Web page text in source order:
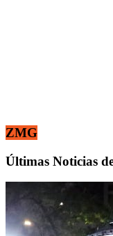
ZMG
Últimas Noticias